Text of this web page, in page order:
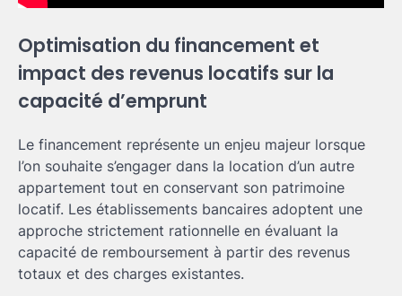
Optimisation du financement et
impact des revenus locatifs sur la
capacité d’emprunt
Le financement représente un enjeu majeur lorsque
l’on souhaite s’engager dans la location d’un autre
appartement tout en conservant son patrimoine
locatif. Les établissements bancaires adoptent une
approche strictement rationnelle en évaluant la
capacité de remboursement à partir des revenus
totaux et des charges existantes.